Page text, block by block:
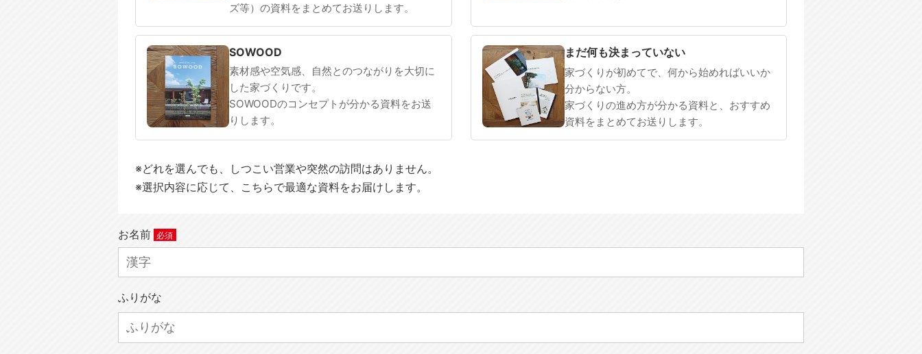
ズ等）の資料をまとめてお送りします。
SOWOOD
素材感や空気感、自然とのつながりを大切に
した家づくりです。
SOWOODのコンセプトが分かる資料をお送
りします。
まだ何も決まっていない
家づくりが初めてで、何から始めればいいか
分からない方。
家づくりの進め方が分かる資料と、おすすめ
資料をまとめてお送りします。
※どれを選んでも、しつこい営業や突然の訪問はありません。
※選択内容に応じて、こちらで最適な資料をお届けします。
お名前
ふりがな